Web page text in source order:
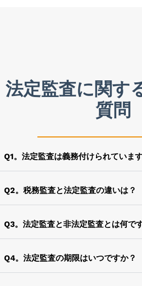
法定監査に関す
質問
Q1。法定監査は義務付けられていま
される監査です。したがって、これは
律で定められた規則に従わなければな
法定監査は強制監査であると言えます
年の会社法では、すべての企業に法
Q2。税務監査と法定監査の違いは？
でも正式に使用されているわけではな
法令に準拠し、税務監査は所得税法に
定監査は関連法で定められている場
Q3。法定監査と非法定監査とは何で
れ、非法定監査は経営陣または独立当
Q4。法定監査の期限はいつですか？